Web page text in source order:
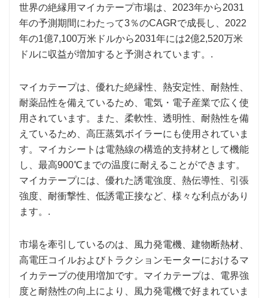
世界の絶縁用マイカテープ市場は、2023年から2031
年の予測期間にわたって3％のCAGRで成長し、2022
年の1億7,100万米ドルから2031年には2億2,520万米
ドルに収益が増加すると予測されています。.
マイカテープは、優れた絶縁性、熱安定性、耐熱性、
耐薬品性を備えているため、電気・電子産業で広く使
用されています。また、柔軟性、透明性、耐熱性を備
えているため、高圧蒸気ボイラーにも使用されていま
す。マイカシートは電熱線の構造的支持材として機能
し、最高900℃までの温度に耐えることができます。
マイカテープには、優れた誘電強度、熱伝導性、引張
強度、耐衝撃性、低誘電正接など、様々な利点があり
ます。.
市場を牽引しているのは、風力発電機、建物断熱材、
高電圧コイルおよびトラクションモーターにおけるマ
イカテープの使用増加です。マイカテープは、電界強
度と耐熱性の向上により、風力発電機で好まれていま